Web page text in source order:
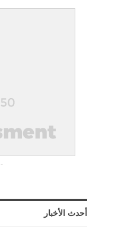
- الإعلانات -
أحدث الأخبار